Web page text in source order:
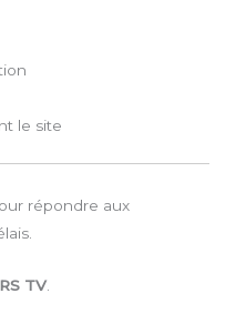
le site
répondre aux
TV.